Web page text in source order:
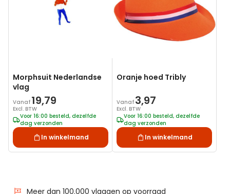
Morphsuit Nederlandse
vlag
Vanaf 19,79
Excl. BTW
Voor 16:00 besteld, dezelfde
dag verzonden
In winkelmand
Oranje hoed Tribly
Vanaf 3,97
Excl. BTW
Voor 16:00 besteld, dezelfde
dag verzonden
In winkelmand
Meer dan 100.000 vlaggen op voorraad